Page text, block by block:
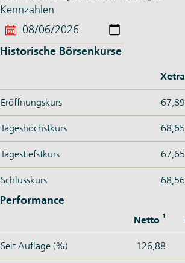
Kennzahlen
Historische Börsenkurse
Xetra
Eröffnungskurs 67,89
Tageshöchstkurs 68,65
Tagestiefstkurs 67,65
Schlusskurs 68,56
Performance
Netto 1
Seit Auflage (%) 126,88